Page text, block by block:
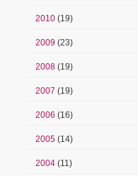
2010 (19)
2009 (23)
2008 (19)
2007 (19)
2006 (16)
2005 (14)
2004 (11)